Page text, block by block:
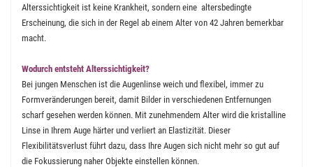
Alterssichtigkeit ist keine Krankheit, sondern eine altersbedingte
Erscheinung, die sich in der Regel ab einem Alter von 42 Jahren bemerkbar
macht.
Wodurch entsteht Alterssichtigkeit?
Bei jungen Menschen ist die Augenlinse weich und flexibel, immer zu
Formveränderungen bereit, damit Bilder in verschiedenen Entfernungen
scharf gesehen werden können. Mit zunehmendem Alter wird die kristalline
Linse in Ihrem Auge härter und verliert an Elastizität. Dieser
Flexibilitätsverlust führt dazu, dass Ihre Augen sich nicht mehr so gut auf
die Fokussierung naher Objekte einstellen können.